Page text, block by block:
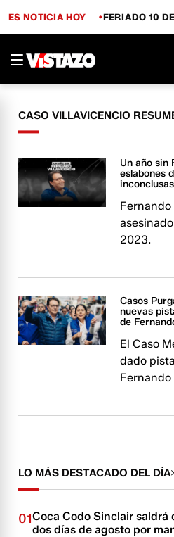
ES NOTICIA HOY FERIADO 10
CASO VILLAVICENCIO
Un año sin
eslabones
inconclusas
2023.
Casos
nuevas
de
El Caso
dado
LO MÁS DESTACADO DEL DÍA
01Coca Codo Sinclair saldrá
dos días de agosto por